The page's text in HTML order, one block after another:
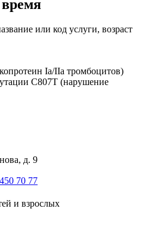
или код услуги, возраст
Ia/IIa тромбоцитов)
C807T (нарушение
д. 9
70 77
и взрослых